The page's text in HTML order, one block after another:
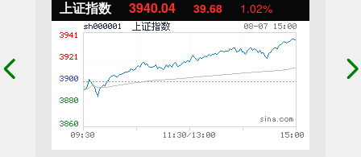
上证指数 3940.04 39.68 1.02%